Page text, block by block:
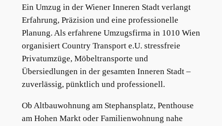
Ein Umzug in der Wiener Inneren Stadt verlangt
Erfahrung, Präzision und eine professionelle
Planung. Als erfahrene Umzugsfirma in 1010 Wien
organisiert Country Transport e.U. stressfreie
Privatumzüge, Möbeltransporte und
Übersiedlungen in der gesamten Inneren Stadt –
zuverlässig, pünktlich und professionell.
Ob Altbauwohnung am Stephansplatz, Penthouse
am Hohen Markt oder Familienwohnung nahe